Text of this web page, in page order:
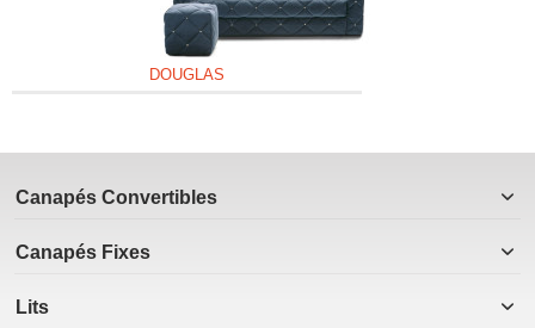
DOUGLAS
Canapés Convertibles
Canapés Fixes
Lits